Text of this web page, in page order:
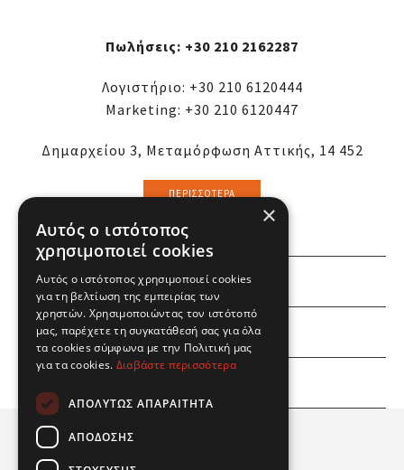
Πωλήσεις: +30 210 2162287
Λογιστήριο: +30 210 6120444
Marketing: +30 210 6120447
Δημαρχείου 3, Μεταμόρφωση Αττικής, 14 452
ΠΕΡΙΣΣΌΤΕΡΑ
ΕΜΕΙΣ
ΕΣΕΙΣ
×
Αυτός ο ιστότοπος
χρησιμοποιεί cookies
Αυτός ο ιστότοπος χρησιμοποιεί cookies
για τη βελτίωση της εμπειρίας των
χρηστών. Χρησιμοποιώντας τον ιστότοπό
μας, παρέχετε τη συγκατάθεσή σας για όλα
τα cookies σύμφωνα με την Πολιτική μας
για τα cookies. Διαβάστε περισσότερα
ΑΠΟΛΎΤΩΣ ΑΠΑΡΑΊΤΗΤΑ
ΑΠΌΔΟΣΗΣ